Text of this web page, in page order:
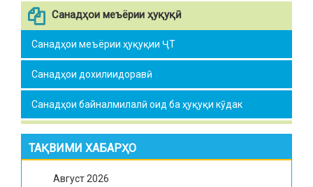
Санадҳои меъёрии ҳуқуқӣ
Санадҳои меъёрии ҳуқуқии ҶТ
Санадҳои дохилиидоравӣ
Санадҳои байналмилалӣ оид ба ҳуқуқи кӯдак
ТАҚВИМИ ХАБАРҲО
Август2026